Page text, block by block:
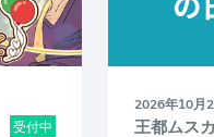
受付中
2026年10月
王都ムス